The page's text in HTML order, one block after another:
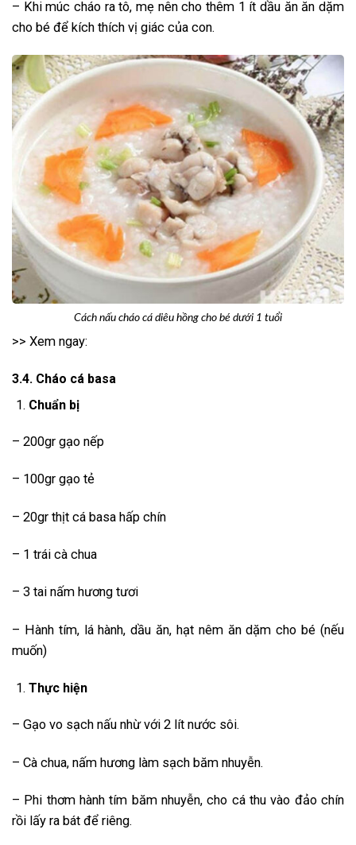
– Khi múc cháo ra tô, mẹ nên cho thêm 1 ít dầu ăn ăn dặm
cho bé để kích thích vị giác của con.
Cách nấu cháo cá diêu hồng cho bé dưới 1 tuổi
>> Xem ngay:
3.4. Cháo cá basa
Chuẩn bị
– 200gr gạo nếp
– 100gr gạo tẻ
– 20gr thịt cá basa hấp chín
– 1 trái cà chua
– 3 tai nấm hương tươi
– Hành tím, lá hành, dầu ăn, hạt nêm ăn dặm cho bé (nếu
muốn)
Thực hiện
– Gạo vo sạch nấu nhừ với 2 lít nước sôi.
– Cà chua, nấm hương làm sạch băm nhuyễn.
– Phi thơm hành tím băm nhuyễn, cho cá thu vào đảo chín
rồi lấy ra bát để riêng.